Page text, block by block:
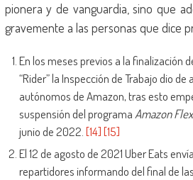
pionera y de vanguardia, sino que
gravemente a las personas que dice
En los meses previos a la finalización
“Rider” la Inspección de Trabajo dio
autónomos de Amazon, tras esto
suspensión del programa Amazon Flex
junio de 2022. [14][15]
El 12 de agosto de 2021 Uber Eats
repartidores informando del final de